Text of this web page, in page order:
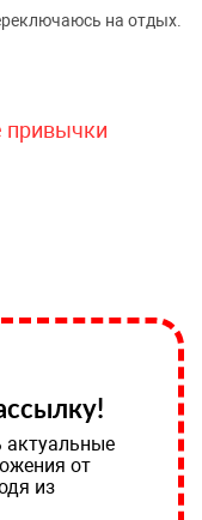
на отдых.
привычки
актуальные
от
из